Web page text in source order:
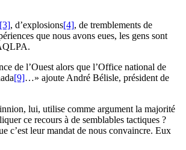
[3], d’explosions[4], de tremblements de
que nous avons eues, les gens sont
de l’Ouest alors que l’Office national de
[9]…» ajoute André Bélisle, président de
lui, utilise comme argument la majorité
ce recours à de semblables tactiques ?
c’est leur mandat de nous convaincre. Eux